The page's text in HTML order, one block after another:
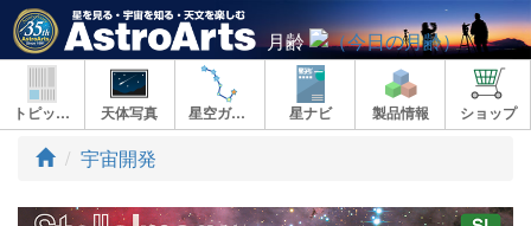
月齢
トピックス 天体写真 星空ガイド 星ナビ 製品情報 ショップ
ト
プ
宇宙開発